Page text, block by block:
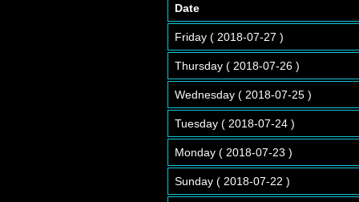
Date
Friday ( 2018-07-27 )
Thursday ( 2018-07-26 )
Wednesday ( 2018-07-25 )
Tuesday ( 2018-07-24 )
Monday ( 2018-07-23 )
Sunday ( 2018-07-22 )